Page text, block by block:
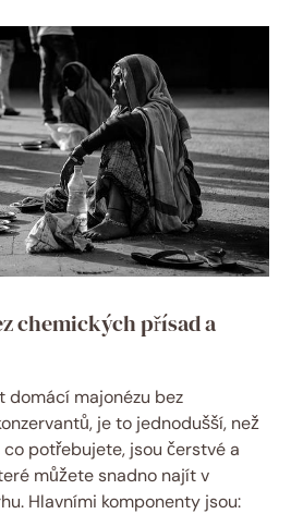
chemických přísad a
domácí majonézu bez
je to jednodušší, než
potřebujete, jsou čerstvé a
můžete snadno najít v
Hlavními komponenty jsou: